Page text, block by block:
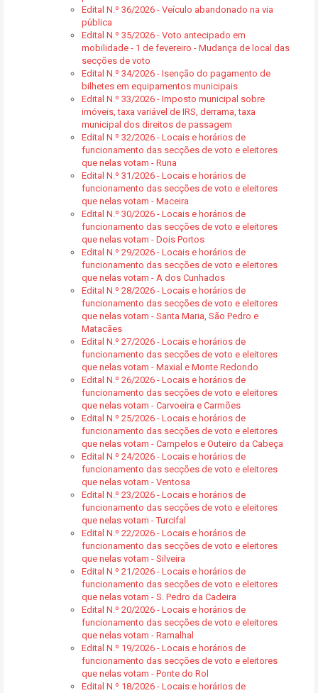
Edital N.º 36/2026 - Veículo abandonado na via
pública
Edital N.º 35/2026 - Voto antecipado em
mobilidade - 1 de fevereiro - Mudança de local das
secções de voto
Edital N.º 34/2026 - Isenção do pagamento de
bilhetes em equipamentos municipais
Edital N.º 33/2026 - Imposto municipal sobre
imóveis, taxa variável de IRS, derrama, taxa
municipal dos direitos de passagem
Edital N.º 32/2026 - Locais e horários de
funcionamento das secções de voto e eleitores
que nelas votam - Runa
Edital N.º 31/2026 - Locais e horários de
funcionamento das secções de voto e eleitores
que nelas votam - Maceira
Edital N.º 30/2026 - Locais e horários de
funcionamento das secções de voto e eleitores
que nelas votam - Dois Portos
Edital N.º 29/2026 - Locais e horários de
funcionamento das secções de voto e eleitores
que nelas votam - A dos Cunhados
Edital N.º 28/2026 - Locais e horários de
funcionamento das secções de voto e eleitores
que nelas votam - Santa Maria, São Pedro e
Matacães
Edital N.º 27/2026 - Locais e horários de
funcionamento das secções de voto e eleitores
que nelas votam - Maxial e Monte Redondo
Edital N.º 26/2026 - Locais e horários de
funcionamento das secções de voto e eleitores
que nelas votam - Carvoeira e Carmões
Edital N.º 25/2026 - Locais e horários de
funcionamento das secções de voto e eleitores
que nelas votam - Campelos e Outeiro da Cabeça
Edital N.º 24/2026 - Locais e horários de
funcionamento das secções de voto e eleitores
que nelas votam - Ventosa
Edital N.º 23/2026 - Locais e horários de
funcionamento das secções de voto e eleitores
que nelas votam - Turcifal
Edital N.º 22/2026 - Locais e horários de
funcionamento das secções de voto e eleitores
que nelas votam - Silveira
Edital N.º 21/2026 - Locais e horários de
funcionamento das secções de voto e eleitores
que nelas votam - S. Pedro da Cadeira
Edital N.º 20/2026 - Locais e horários de
funcionamento das secções de voto e eleitores
que nelas votam - Ramalhal
Edital N.º 19/2026 - Locais e horários de
funcionamento das secções de voto e eleitores
que nelas votam - Ponte do Rol
Edital N.º 18/2026 - Locais e horários de